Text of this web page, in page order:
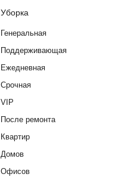
Уборка
Генеральная
Поддерживающая
Ежедневная
Срочная
VIP
После ремонта
Квартир
Домов
Офисов